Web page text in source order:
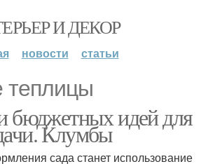
И ДЕКОР
новости статьи
теплицы
бюджетных идей для
Клумбы
сада станет использование